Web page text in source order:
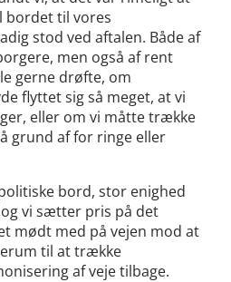
bordet til vores
stod ved aftalen. Både af
men også af rent
gerne drøfte, om
flyttet sig så meget, at vi
eller om vi måtte trække
grund af for ringe eller
bord, stor enighed
vi sætter pris på det
mødt med på vejen mod at
til at trække
af veje tilbage.